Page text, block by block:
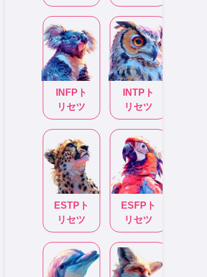
INFP ト
リセツ
INTP ト
リセツ
ESTP ト
リセツ
ESFP ト
リセツ